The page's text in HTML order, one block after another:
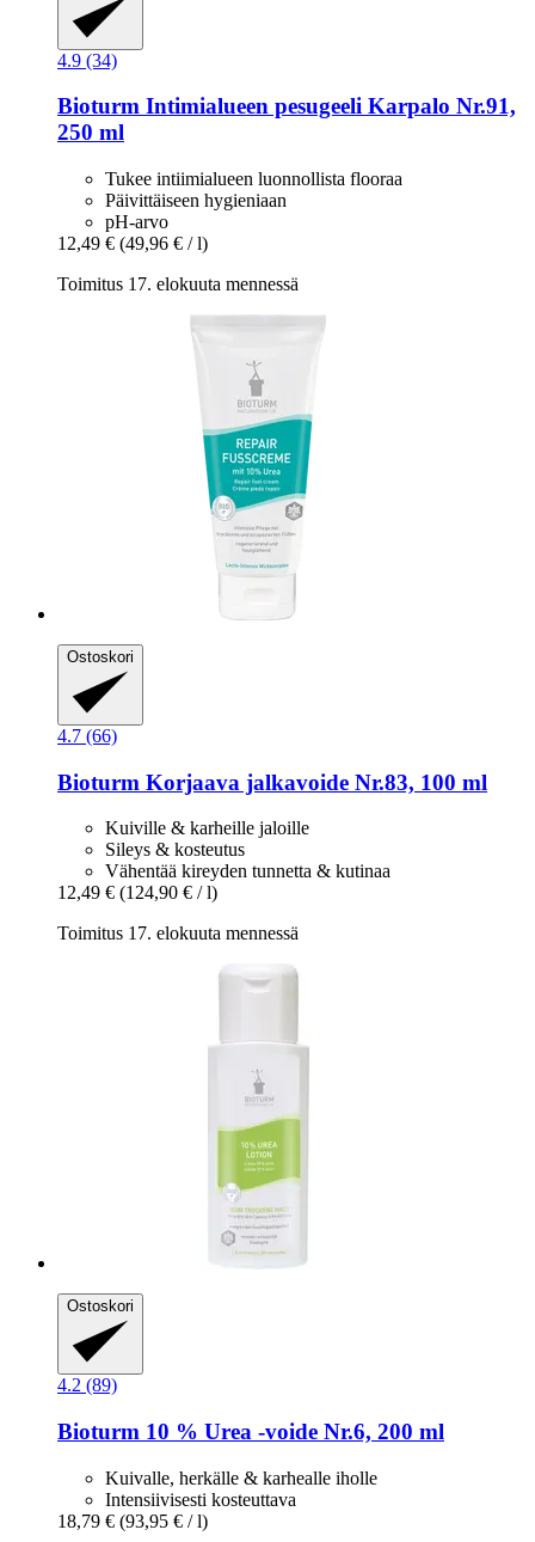
4.9 (34)
Bioturm Intimialueen pesugeeli Karpalo Nr.91,
250 ml
Tukee intiimialueen luonnollista flooraa
Päivittäiseen hygieniaan
pH-arvo
12,49 € (49,96 € / l)
Toimitus 17. elokuuta mennessä
Ostoskori
4.7 (66)
Bioturm Korjaava jalkavoide Nr.83, 100 ml
Kuiville & karheille jaloille
Sileys & kosteutus
Vähentää kireyden tunnetta & kutinaa
12,49 € (124,90 € / l)
Toimitus 17. elokuuta mennessä
Ostoskori
4.2 (89)
Bioturm 10 % Urea -​voide Nr.6, 200 ml
Kuivalle, herkälle & karhealle iholle
Intensiivisesti kosteuttava
18,79 € (93,95 € / l)